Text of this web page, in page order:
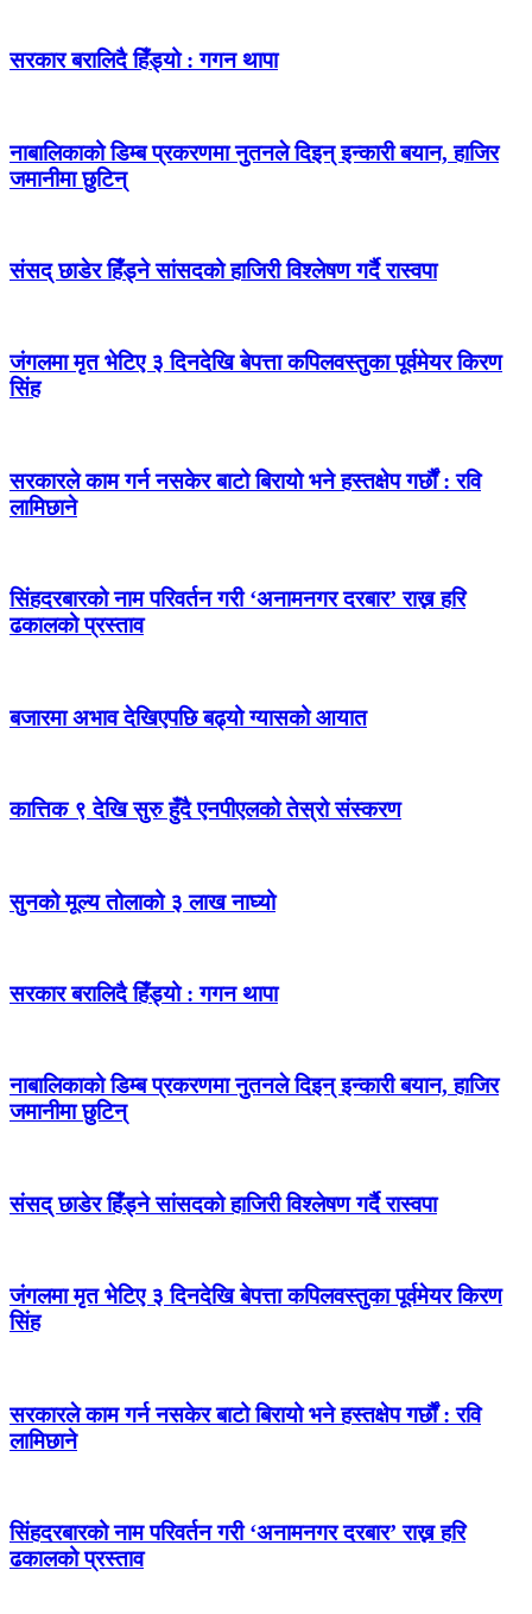
सरकार बरालिदै हिँड्यो : गगन थापा
नाबालिकाको डिम्ब प्रकरणमा नुतनले दिइन् इन्कारी बयान, हाजिर
जमानीमा छुटिन्
संसद् छाडेर हिँड्ने सांसदको हाजिरी विश्लेषण गर्दै रास्वपा
जंगलमा मृत भेटिए ३ दिनदेखि बेपत्ता कपिलवस्तुका पूर्वमेयर किरण
सिंह
सरकारले काम गर्न नसकेर बाटो बिरायो भने हस्तक्षेप गर्छौं : रवि
लामिछाने
सिंहदरबारको नाम परिवर्तन गरी ‘अनामनगर दरबार’ राख्न हरि
ढकालको प्रस्ताव
बजारमा अभाव देखिएपछि बढ्यो ग्यासको आयात
कात्तिक ९ देखि सुरु हुँदै एनपीएलको तेस्रो संस्करण
सुनको मूल्य तोलाको ३ लाख नाघ्यो
सरकार बरालिदै हिँड्यो : गगन थापा
नाबालिकाको डिम्ब प्रकरणमा नुतनले दिइन् इन्कारी बयान, हाजिर
जमानीमा छुटिन्
संसद् छाडेर हिँड्ने सांसदको हाजिरी विश्लेषण गर्दै रास्वपा
जंगलमा मृत भेटिए ३ दिनदेखि बेपत्ता कपिलवस्तुका पूर्वमेयर किरण
सिंह
सरकारले काम गर्न नसकेर बाटो बिरायो भने हस्तक्षेप गर्छौं : रवि
लामिछाने
सिंहदरबारको नाम परिवर्तन गरी ‘अनामनगर दरबार’ राख्न हरि
ढकालको प्रस्ताव